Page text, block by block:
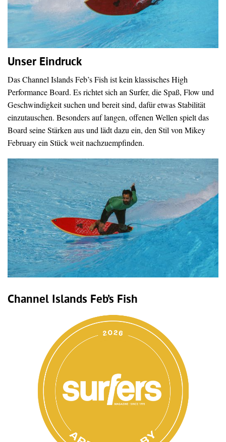
Unser Eindruck
Das Channel Islands Feb’s Fish ist kein klassisches High
Performance Board. Es richtet sich an Surfer, die Spaß, Flow und
Geschwindigkeit suchen und bereit sind, dafür etwas Stabilität
einzutauschen. Besonders auf langen, offenen Wellen spielt das
Board seine Stärken aus und lädt dazu ein, den Stil von Mikey
February ein Stück weit nachzuempfinden.
Channel Islands Feb’s Fish